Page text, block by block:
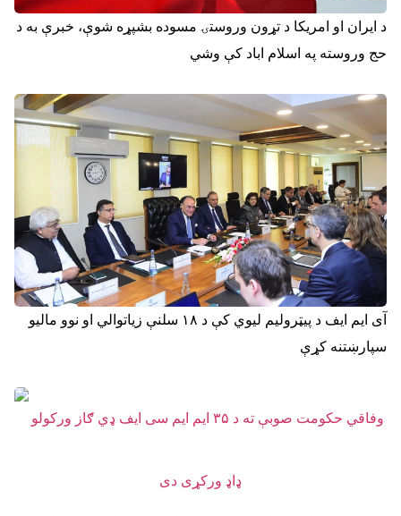
د ایران او امریکا د تړون وروستۍ مسوده بشپړه شوې، خبرې به د
حج وروسته په اسلام اباد کې وشي
آی ایم ایف د پیټرولیم لیوي کې د ۱۸ سلنې زیاتوالي او نوو مالیو
سپارښتنه کړې